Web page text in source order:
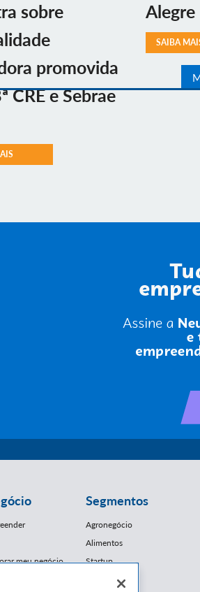
sobre
promovida
CRE e Sebrae
Alegre
SAIBA
meu negócio
Segmentos
Agronegócio
Alimentos
Startup
E-Commerce